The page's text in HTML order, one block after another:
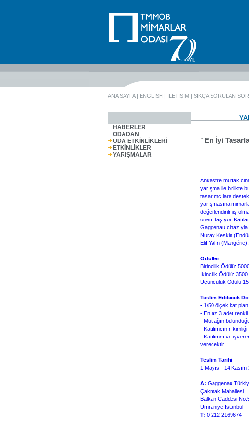
ANA SAYFA| ENGLISH | İLETİŞİM | SIKÇA SORULAN
HABERLER
ODADAN
ODA ETKİNLİKLERİ
ETKİNLİKLER
YARIŞMALAR
“En İyi
Ankastre mutfak
yarışma ile birlikte
tasarımcılara
yarışmasına
değerlendirilmiş
önem taşıyor.
Gaggenau cihazıyla
Nuray Keskin
Elif Yalın (Mangérie).
Ödüller
Birincilik Ödülü:
İkincilik Ödülü: 3500
Üçüncülük
Teslim Edilecek
- 1/50 ölçek kat
- En az 3 adet
- Mutfağın
- Katılımcının
- Katılımcı ve
verecektir.
Teslim Tarihi
1 Mayıs - 14 Kasım
A: Gaggenau
Çakmak Mahallesi
Balkan Caddesi
Ümraniye İstanbul
T: 0 212 2169674